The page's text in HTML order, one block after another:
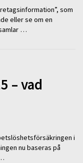
som
eller se om en
…
– vad
i
nu baseras på